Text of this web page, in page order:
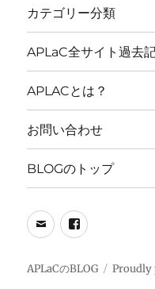
カテゴリー分類
APLaC全サイト過去
APLACとは？
お問い合わせ
BLOGのトップ
メ
ル
FB
APLaCのBLOG Proudly